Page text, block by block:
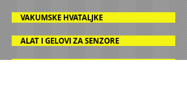
VAKUMSKE HVATALJKE
ALAT I GELOVI ZA SENZORE